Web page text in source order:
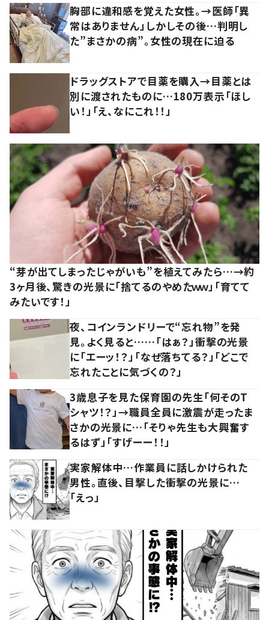
胸部に違和感を覚えた女性。→医師「異
常はありません」しかしその後…判明し
た”まさかの病”。女性の現在に迫る
ドラッグストアで目薬を購入→目薬とは
別に渡されたものに…180万表示「ほし
い！」「え、なにこれ！！」
“芽が出てしまったじゃがいも”を植えてみたら…→約
3ヶ月後、驚きの光景に「捨てるのやめたｗｗ」「育てて
みたいです！」
夜、コインランドリーで“忘れ物”を発
見。よく見ると……「はぁ？」衝撃の光景
に「エーッ！？」「なぜ落ちてる？」「どこで
忘れたことに気づくの？」
3歳息子を見た保育園の先生「何そのT
シャツ！？」→職員全員に激震が走ったま
さかの光景に…「そりゃ先生も大興奮す
るはず」「すげーー！！」
実家解体中…作業員に話しかけられた
男性。直後、目撃した衝撃の光景に…
「えっ」